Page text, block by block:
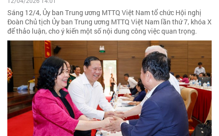
Sáng 12/4, Ủy ban Trung ương MTTQ Việt Nam tổ chức Hội nghị
Đoàn Chủ tịch Ủy ban Trung ương MTTQ Việt Nam lần thứ 7, khóa X
để thảo luận, cho ý kiến một số nội dung công việc quan trọng.